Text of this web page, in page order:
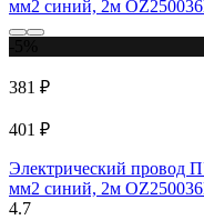
381 ₽
401 ₽
Электрический
мм2 синий, 2м
4.7